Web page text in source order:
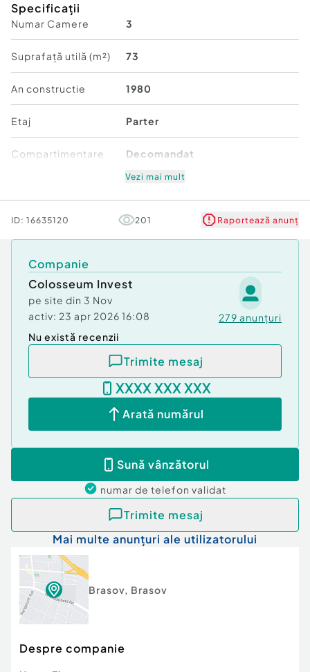
depozitare la subsol. Imobilul este pozitionat intr-
o zona linistita, cu multiple facilitati precum:
numeroase centre comerciale, farmacii, mijloace
de transport in comun, institutii de invatamant. Se
accepta plata prin credit.
Site: www.colosseuminvest.ro
Confort:
Tip imobil:
Bloc de apartamente
Specificații
Numar Camere 3
Suprafață utilă (m²) 73
An constructie 1980
Etaj Parter
Compartimentare Decomandat
Comfort 1
Vezi mai mult
ID: 16635120 201 Raportează anunț
Companie
Colosseum Invest
pe site din 3 Nov
activ: 23 apr 2026 16:08 279 anunțuri
Nu există recenzii
Trimite mesaj
XXXX XXX XXX
Arată numărul
Sună vânzătorul
numar de telefon validat
Trimite mesaj
Mai multe anunțuri ale utilizatorului
Brasov, Brasov
Despre companie